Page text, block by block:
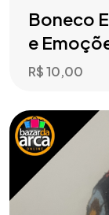
Boneco
e
R$10,00